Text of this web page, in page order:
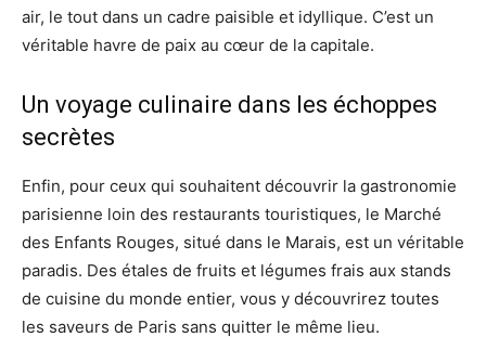
air, le tout dans un cadre paisible et idyllique. C’est un
véritable havre de paix au cœur de la capitale.
Un voyage culinaire dans les échoppes
secrètes
Enfin, pour ceux qui souhaitent découvrir la gastronomie
parisienne loin des restaurants touristiques, le Marché
des Enfants Rouges, situé dans le Marais, est un véritable
paradis. Des étales de fruits et légumes frais aux stands
de cuisine du monde entier, vous y découvrirez toutes
les saveurs de Paris sans quitter le même lieu.